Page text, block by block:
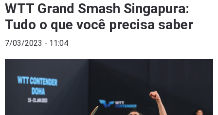
WTT Grand Smash Singapura:
Tudo o que você precisa saber
7/03/2023 - 11:04